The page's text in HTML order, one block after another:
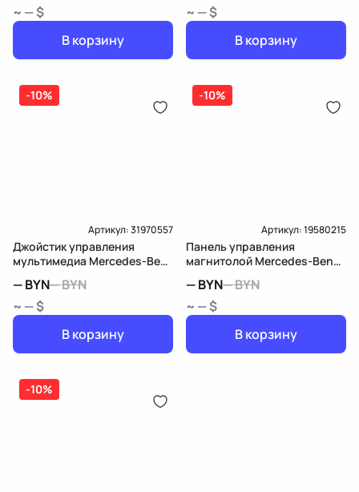
~ — $
В корзину
~ — $
В корзину
-10%
Артикул:31970557
Джойстик управления
мультимедиа Mercedes-Benz
—BYN—BYN
~ — $
В корзину
-10%
Артикул:19580215
Панель управления
магнитолой Mercedes-Benz
—BYN—BYN
~ — $
В корзину
-10%